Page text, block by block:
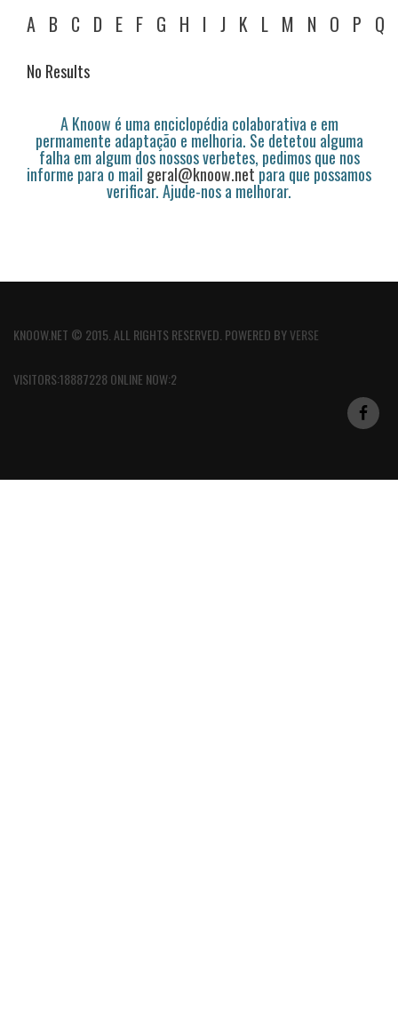
A B C D E F G H I J K L M N O P Q
No Results
A Knoow é uma enciclopédia colaborativa e em
permamente adaptação e melhoria. Se detetou alguma
falha em algum dos nossos verbetes, pedimos que nos
informe para o mail geral@knoow.netpara que possamos
verificar. Ajude-nos a melhorar.
KNOOW.NET © 2015. ALL RIGHTS RESERVED. POWERED BYVERSE
VISITORS:18887228 ONLINE NOW:2